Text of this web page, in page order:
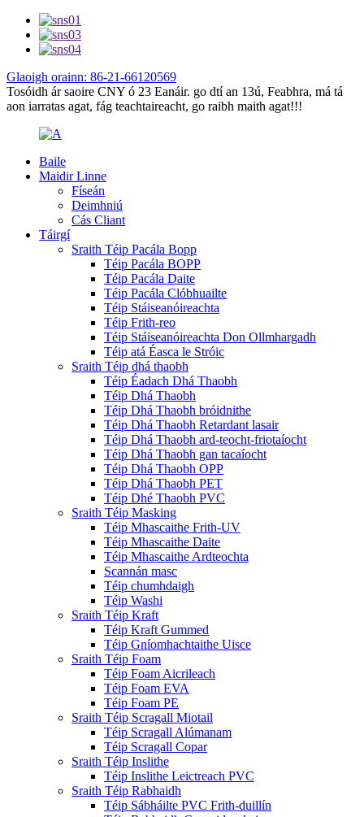
Glaoigh orainn: 86-21-66120569
Tosóidh ár saoire CNY ó 23 Eanáir. go dtí an 13ú, Feabhra, má tá
aon iarratas agat, fág teachtaireacht, go raibh maith agat!!!
Baile
Maidir Linne
Físeán
Deimhniú
Cás Cliant
Táirgí
Sraith Téip Pacála Bopp
Téip Pacála BOPP
Téip Pacála Daite
Téip Pacála Clóbhuailte
Téip Stáiseanóireachta
Téip Frith-reo
Téip Stáiseanóireachta Don Ollmhargadh
Téip atá Éasca le Stróic
Sraith Téip dhá thaobh
Téip Éadach Dhá Thaobh
Téip Dhá Thaobh
Téip Dhá Thaobh bróidnithe
Téip Dhá Thaobh Retardant lasair
Téip Dhá Thaobh ard-teocht-friotaíocht
Téip Dhá Thaobh gan tacaíocht
Téip Dhá Thaobh OPP
Téip Dhá Thaobh PET
Téip Dhé Thaobh PVC
Sraith Téip Masking
Téip Mhascaithe Frith-UV
Téip Mhascaithe Daite
Téip Mhascaithe Ardteochta
Scannán masc
Téip chumhdaigh
Téip Washi
Sraith Téip Kraft
Téip Kraft Gummed
Téip Gníomhachtaithe Uisce
Sraith Téip Foam
Téip Foam Aicrileach
Téip Foam EVA
Téip Foam PE
Sraith Téip Scragall Miotail
Téip Scragall Alúmanam
Téip Scragall Copar
Sraith Téip Inslithe
Téip Inslithe Leictreach PVC
Sraith Téip Rabhaidh
Téip Sábháilte PVC Frith-duillín